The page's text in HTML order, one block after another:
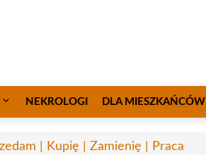
NEKROLOGI DLA MIESZKAŃCÓW
| Kupię | Zamienię | Praca